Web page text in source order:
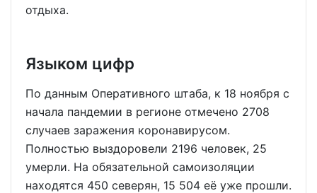
отдыха.
Языком цифр
По данным Оперативного штаба, к 18 ноября с
начала пандемии в регионе отмечено 2708
случаев заражения коронавирусом.
Полностью выздоровели 2196 человек, 25
умерли. На обязательной самоизоляции
находятся 450 северян, 15 504 её уже прошли.